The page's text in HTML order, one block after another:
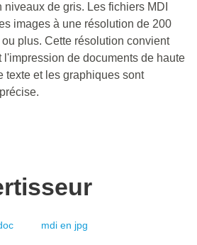
de gris. Les fichiers MDI
images à une résolution de 200
plus. Cette résolution convient
l'impression de documents de haute
texte et les graphiques sont
mdi en jpg